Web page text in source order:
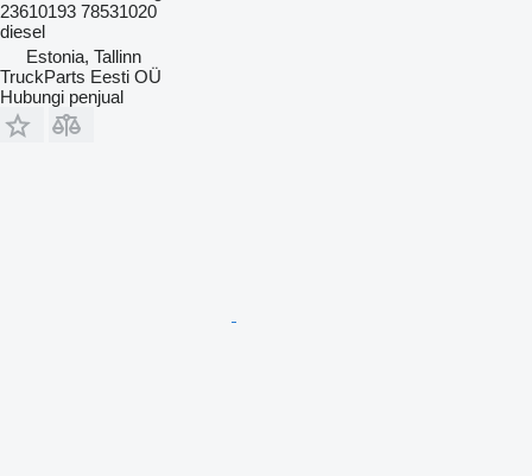
23610193 78531020
diesel
Estonia, Tallinn
TruckParts Eesti OÜ
Hubungi penjual